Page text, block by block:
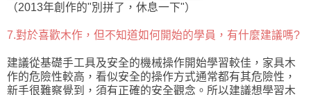
（2013年創作的"別拼了，休息一下"）
7.對於喜歡木作，但不知道如何開始的學員，有什麼建議嗎?
建議從基礎手工具及安全的機械操作開始學習較佳，家具木
作的危險性較高，看似安全的操作方式通常都有其危險性，
新手很難察覺到，須有正確的安全觀念。所以建議想學習木